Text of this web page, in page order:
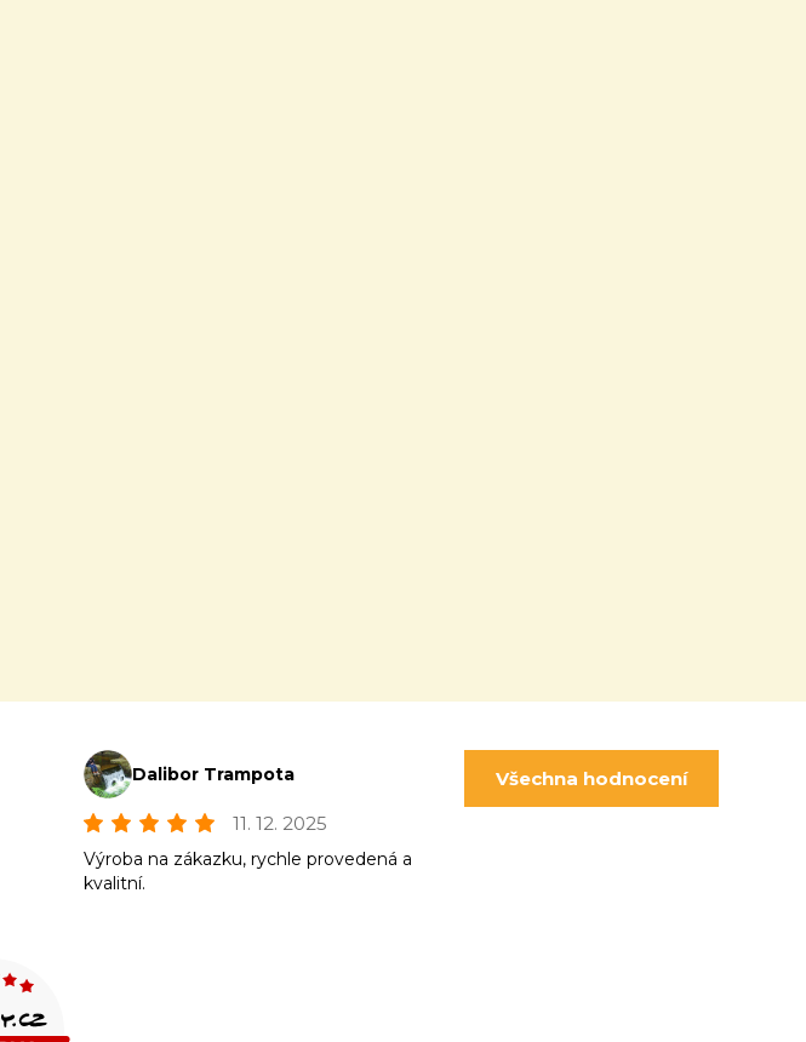
Dalibor Trampota
11. 12. 2025
Výroba na zákazku, rychle provedená a
kvalitní.
Všechna hodnocení